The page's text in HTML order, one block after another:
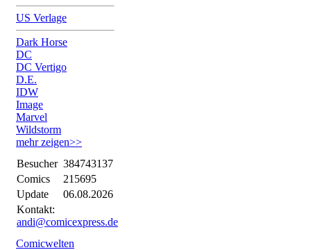
US Verlage
Dark Horse
DC
DC Vertigo
D.E.
IDW
Image
Marvel
Wildstorm
mehr zeigen>>
Besucher 384743137
Comics
215695
Update
06.08.2026
Kontakt:
andi@comicexpress.de
Comicwelten